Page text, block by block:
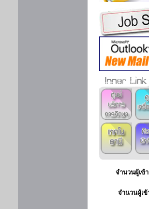
จำนวนผู้เข้
จำนวนผู้เข้